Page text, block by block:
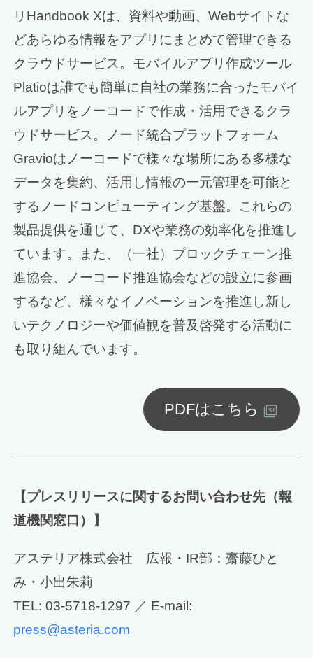
リHandbook Xは、資料や動画、Webサイトな
どあらゆる情報をアプリにまとめて管理できる
クラウドサービス。モバイルアプリ作成ツール
Platioは誰でも簡単に自社の業務に合ったモバイ
ルアプリをノーコードで作成・活用できるクラ
ウドサービス。ノード統合プラットフォーム
Gravioはノーコードで様々な場所にある多様な
データを集約、活用し情報の一元管理を可能と
するノードコンピューティング基盤。これらの
製品提供を通じて、DXや業務の効率化を推進し
ています。また、（一社）ブロックチェーン推
進協会、ノーコード推進協会などの設立に参画
するなど、様々なイノベーションを推進し新し
いテクノロジーや価値観を普及啓発する活動に
も取り組んでいます。
PDFはこちら
【プレスリリースに関するお問い合わせ先（報
道機関窓口）】
アステリア株式会社 広報・IR部：齋藤ひと
み・小出朱莉
TEL: 03-5718-1297 ／ E-mail:
press@asteria.com